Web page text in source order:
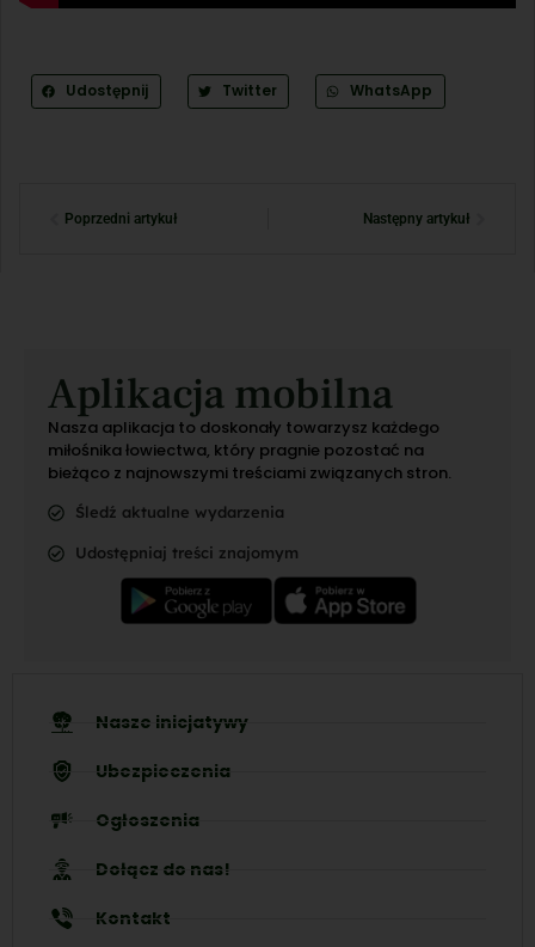
Udostępnij Twitter WhatsApp
Poprzedni artykuł Następny artykuł
Aplikacja mobilna
Nasza aplikacja to doskonały towarzysz każdego
miłośnika łowiectwa, który pragnie pozostać na
bieżąco z najnowszymi treściami związanych stron.
Śledź aktualne wydarzenia
Udostępniaj treści znajomym
Nasze inicjatywy
Ubezpieczenia
Ogłoszenia
Dołącz do nas!
Kontakt